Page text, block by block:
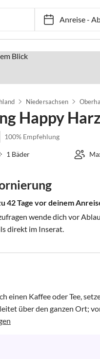
Anreise-
Niedersachsen
Happy
100% Empfehlung
1 Bäder
42 Tage vor deinem
wende dich vor
direkt im Inserat.
einen Kaffee oder Tee,
über den ganzen Ort;